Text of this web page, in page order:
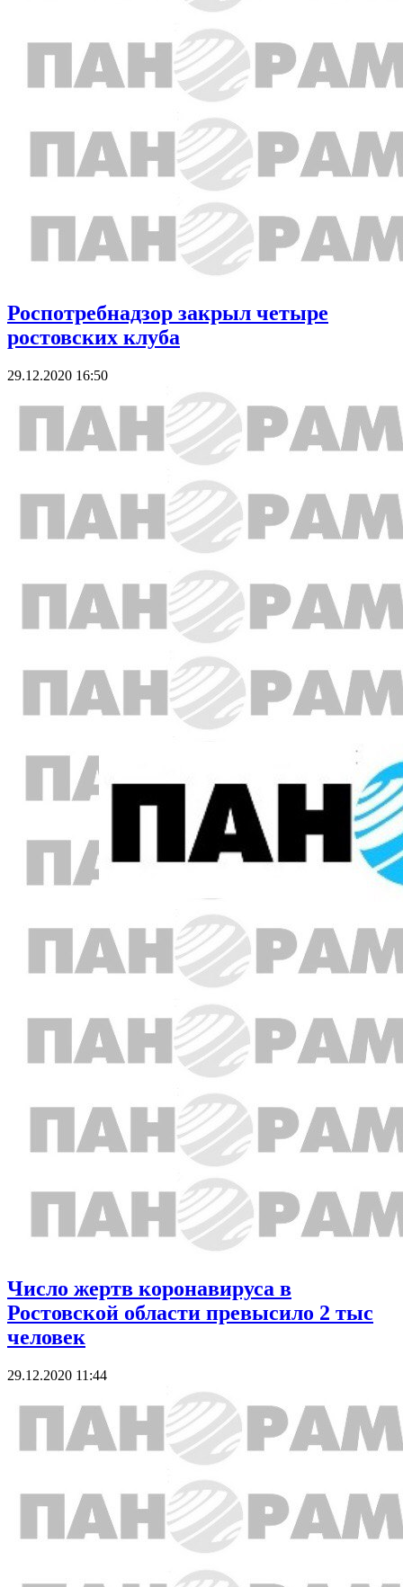
Роспотребнадзор закрыл четыре
ростовских клуба
29.12.2020 16:50
Число жертв коронавируса в
Ростовской области превысило 2 тыс
человек
29.12.2020 11:44